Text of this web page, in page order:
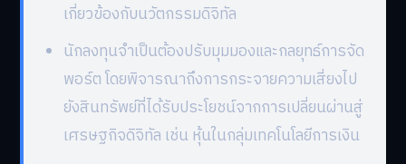
เกี่ยวข้องกับนวัตกรรมดิจิทัล
นักลงทุนจำเป็นต้องปรับมุมมองและกลยุทธ์การจัด
พอร์ต โดยพิจารณาถึงการกระจายความเสี่ยงไป
ยังสินทรัพย์ที่ได้รับประโยชน์จากการเปลี่ยนผ่านสู่
เศรษฐกิจดิจิทัล เช่น หุ้นในกลุ่มเทคโนโลยีการเงิน